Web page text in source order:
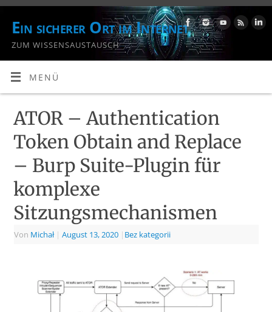
Ein sicherer Ort im Internet
ZUM WISSENSAUSTAUSCH
MENÜ
ATOR – Authentication
Token Obtain and Replace
– Burp Suite-Plugin für
komplexe
Sitzungsmechanismen
Von Michał | August 13, 2020 | Bez kategorii